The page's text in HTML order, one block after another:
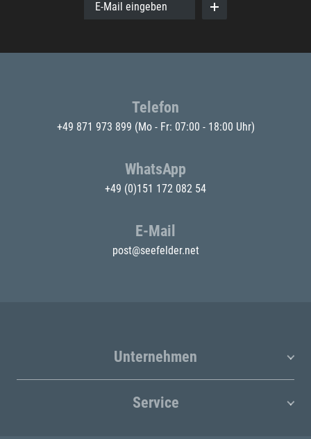
E-Mail eingeben
Telefon
+49 871 973 899 (Mo - Fr: 07:00 - 18:00 Uhr)
WhatsApp
+49 (0)151 172 082 54
E-Mail
post@seefelder.net
Unternehmen
Service